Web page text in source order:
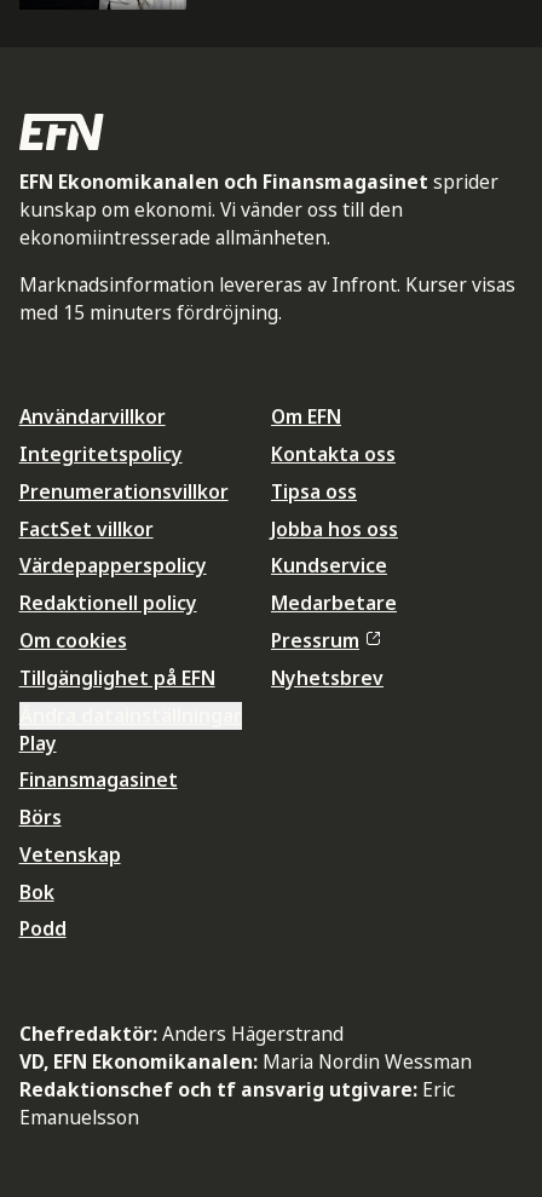
EFN Ekonomikanalen och Finansmagasinet sprider
kunskap om ekonomi. Vi vänder oss till den
ekonomiintresserade allmänheten.
Marknadsinformation levereras av Infront. Kurser visas
med 15 minuters fördröjning.
Användarvillkor
Integritetspolicy
Prenumerationsvillkor
FactSet villkor
Värdepapperspolicy
Redaktionell policy
Om cookies
Tillgänglighet på EFN
Om EFN
Kontakta oss
Tipsa oss
Jobba hos oss
Kundservice
Medarbetare
Pressrum
Nyhetsbrev
Play
Finansmagasinet
Börs
Vetenskap
Bok
Podd
Chefredaktör:Anders Hägerstrand
VD, EFN Ekonomikanalen: Maria Nordin Wessman
Redaktionschef och tf ansvarig utgivare: Eric
Emanuelsson